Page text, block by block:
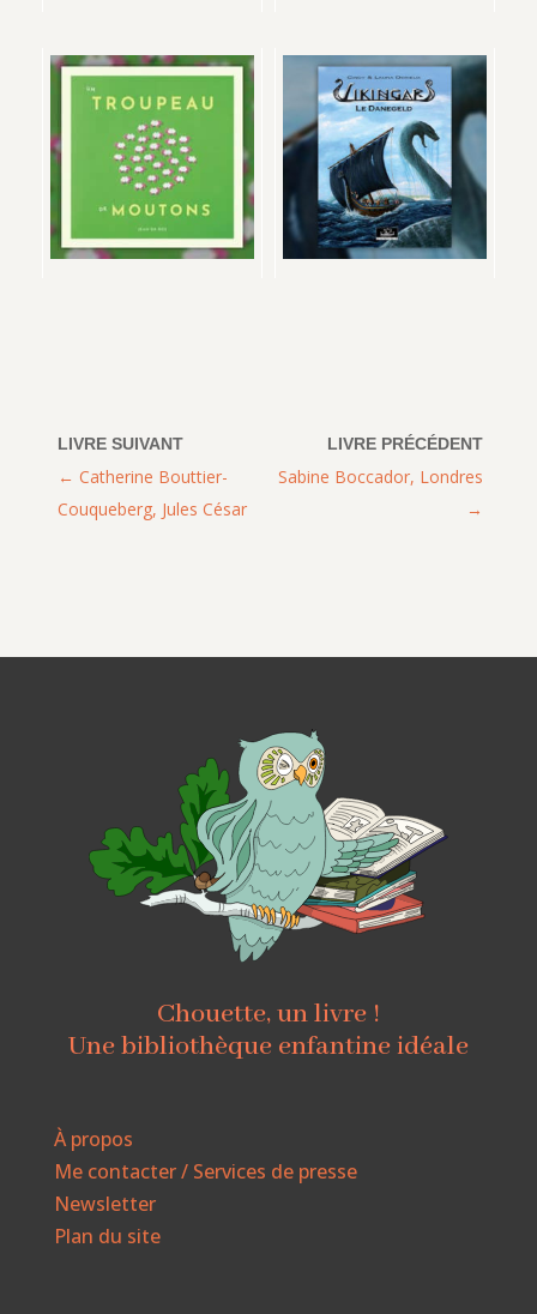
Sabine Boccador, Londres
Catherine Bouttier-
Couqueberg, Jules César
Chouette, un livre !
Une bibliothèque enfantine idéale
À propos
Me contacter / Services de presse
Newsletter
Plan du site